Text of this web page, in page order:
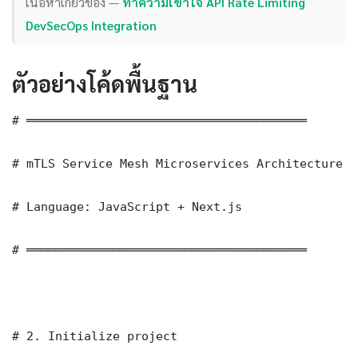
DevSecOps Integration
ตัวอย่างโค้ดพื้นฐาน
# ═══════════════════════════════════════
# mTLS Service Mesh Microservices Architecture
# Language: JavaScript + Next.js
# ═══════════════════════════════════════
# 2. Initialize project